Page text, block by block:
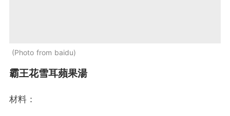
Photo from baidu
霸王花雪耳蘋果湯
材料：